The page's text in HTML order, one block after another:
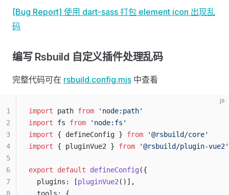
[Bug Report] 使用 dart-sass 打包 element icon 出现乱
码
编写 Rsbuild 自定义插件处理乱码
完整代码可在 rsbuild.config.mjs 中查看
js
import path from 'node:path'
import fs from 'node:fs'
import { defineConfig } from '@rsbuild/core'
import { pluginVue2 } from '@rsbuild/plugin-vue2'
export default defineConfig({
  plugins: [
pluginVue2 ()],
  tools: {
1
2
3
4
5
6
7
8